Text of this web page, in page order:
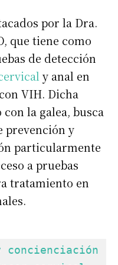
por la Dra.
que tiene como
de detección
y anal en
VIH. Dicha
la galea, busca
prevención y
particularmente
a pruebas
tratamiento en
concienciación